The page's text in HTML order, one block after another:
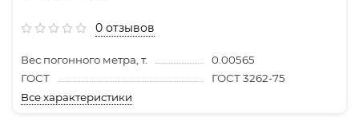
0 отзывов
Вес погонного метра, т.
0.00565
ГОСТ
ГОСТ 3262-75
Все характеристики